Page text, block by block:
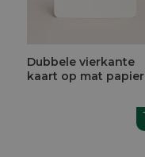
Dubbele vierkante
kaart op mat papier